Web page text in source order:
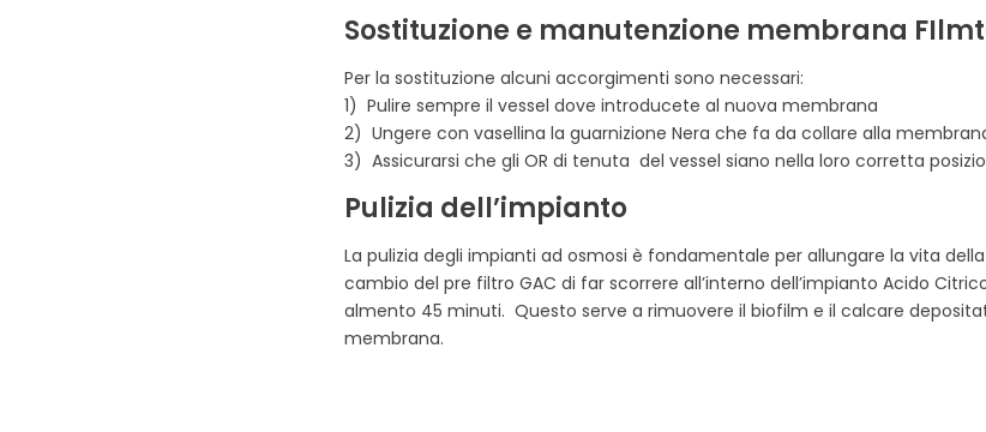
Sostituzione e manutenzione membrana
Per la sostituzione alcuni accorgimenti sono necessari:
1) Pulire sempre il vessel dove introducete al nuova membrana
2) Ungere con vasellina la guarnizione Nera che fa da collare alla
3) Assicurarsi che gli OR di tenuta del vessel siano nella loro corretta
Pulizia dell’impianto
La pulizia degli impianti ad osmosi è fondamentale per allungare la vita
cambio del pre filtro GAC di far scorrere all’interno dell’impianto Acido
almento 45 minuti. Questo serve a rimuovere il biofilm e il calcare
membrana.